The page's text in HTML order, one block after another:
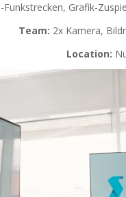
Grafik-
Team: 2x Kamera,
Location: